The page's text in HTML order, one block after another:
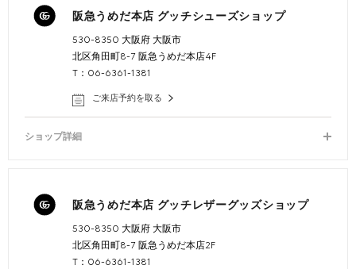
阪急うめだ本店 グッチシューズショップ
530-8350 大阪府 大阪市
北区角田町8-7 阪急うめだ本店4F
T：06-6361-1381
ご来店予約を取る
ショップ詳細
阪急うめだ本店 グッチレザーグッズショップ
530-8350 大阪府 大阪市
北区角田町8-7 阪急うめだ本店2F
T：06-6361-1381